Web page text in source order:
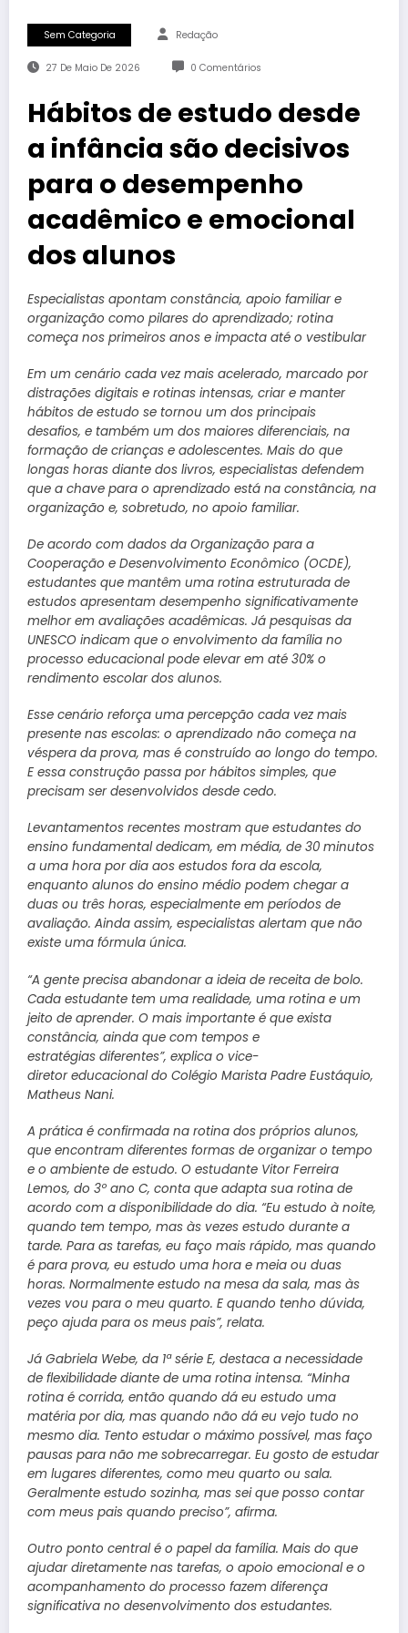
Sem Categoria Redação
27 De Maio De 2026 0 Comentários
Hábitos de estudo desde
a infância são decisivos
para o desempenho
acadêmico e emocional
dos alunos
Especialistas apontam constância, apoio familiar e
organização como pilares do aprendizado; rotina
começa nos primeiros anos e impacta até o vestibular
Em um cenário cada vez mais acelerado, marcado por
distrações digitais e rotinas intensas, criar e manter
hábitos de estudo se tornou um dos principais
desafios, e também um dos maiores diferenciais, na
formação de crianças e adolescentes. Mais do que
longas horas diante dos livros, especialistas defendem
que a chave para o aprendizado está na constância, na
organização e, sobretudo, no apoio familiar.
De acordo com dados da Organização para a
Cooperação e Desenvolvimento Econômico (OCDE),
estudantes que mantêm uma rotina estruturada de
estudos apresentam desempenho significativamente
melhor em avaliações acadêmicas. Já pesquisas da
UNESCO indicam que o envolvimento da família no
processo educacional pode elevar em até 30% o
rendimento escolar dos alunos.
Esse cenário reforça uma percepção cada vez mais
presente nas escolas: o aprendizado não começa na
véspera da prova, mas é construído ao longo do tempo.
E essa construção passa por hábitos simples, que
precisam ser desenvolvidos desde cedo.
Levantamentos recentes mostram que estudantes do
ensino fundamental dedicam, em média, de 30 minutos
a uma hora por dia aos estudos fora da escola,
enquanto alunos do ensino médio podem chegar a
duas ou três horas, especialmente em períodos de
avaliação. Ainda assim, especialistas alertam que não
existe uma fórmula única.
“A gente precisa abandonar a ideia de receita de bolo.
Cada estudante tem uma realidade, uma rotina e um
jeito de aprender. O mais importante é que exista
constância, ainda que com tempos e
estratégias diferentes”, explica o vice-
diretor educacional do Colégio Marista Padre Eustáquio,
Matheus Nani.
A prática é confirmada na rotina dos próprios alunos,
que encontram diferentes formas de organizar o tempo
e o ambiente de estudo. O estudante Vitor Ferreira
Lemos, do 3º ano C, conta que adapta sua rotina de
acordo com a disponibilidade do dia. “Eu estudo à noite,
quando tem tempo, mas às vezes estudo durante a
tarde. Para as tarefas, eu faço mais rápido, mas quando
é para prova, eu estudo uma hora e meia ou duas
horas. Normalmente estudo na mesa da sala, mas às
vezes vou para o meu quarto. E quando tenho dúvida,
peço ajuda para os meus pais”, relata.
Já Gabriela Webe, da 1ª série E, destaca a necessidade
de flexibilidade diante de uma rotina intensa. “Minha
rotina é corrida, então quando dá eu estudo uma
matéria por dia, mas quando não dá eu vejo tudo no
mesmo dia. Tento estudar o máximo possível, mas faço
pausas para não me sobrecarregar. Eu gosto de estudar
em lugares diferentes, como meu quarto ou sala.
Geralmente estudo sozinha, mas sei que posso contar
com meus pais quando preciso”, afirma.
Outro ponto central é o papel da família. Mais do que
ajudar diretamente nas tarefas, o apoio emocional e o
acompanhamento do processo fazem diferença
significativa no desenvolvimento dos estudantes.